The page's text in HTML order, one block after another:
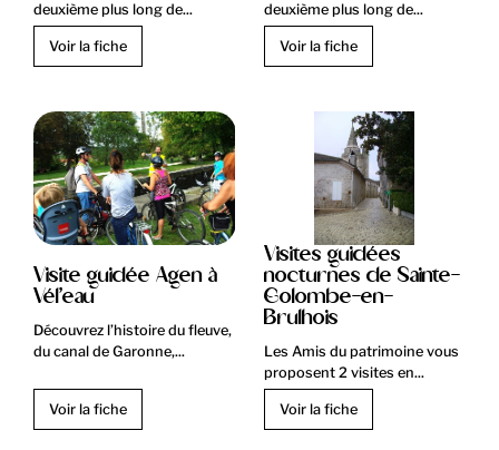
deuxième plus long de...
Voir la fiche
deuxième plus long de...
Voir la fiche
Visite guidée Agen à
Vél’eau
Découvrez l’histoire du fleuve,
du canal de Garonne,...
Voir la fiche
Visites guidées
nocturnes de Sainte-
Colombe-en-
Brulhois
Les Amis du patrimoine vous
proposent 2 visites en...
Voir la fiche